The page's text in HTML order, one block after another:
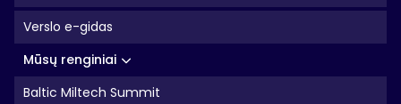
Verslo e-gidas
Mūsų renginiai
Baltic Miltech Summit